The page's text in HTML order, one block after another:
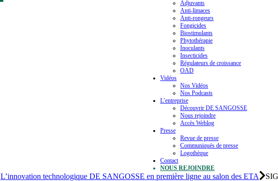
Adjuvants
Anti-limaces
Anti-rongeurs
Fongicides
Biostimulants
Phytothérapie
Inoculants
Insecticides
Régulateurs de croissance
OAD
Vidéos
Nos Vidéos
Nos Podcasts
L’entreprise
Découvrir DE SANGOSSE
Nous rejoindre
Accès Weblog
Presse
Revue de presse
Communiqués de presse
Logothèque
Contact
NOUS REJOINDRE
L’innovation technologique DE SANGOSSE en première ligne au salon des ETA